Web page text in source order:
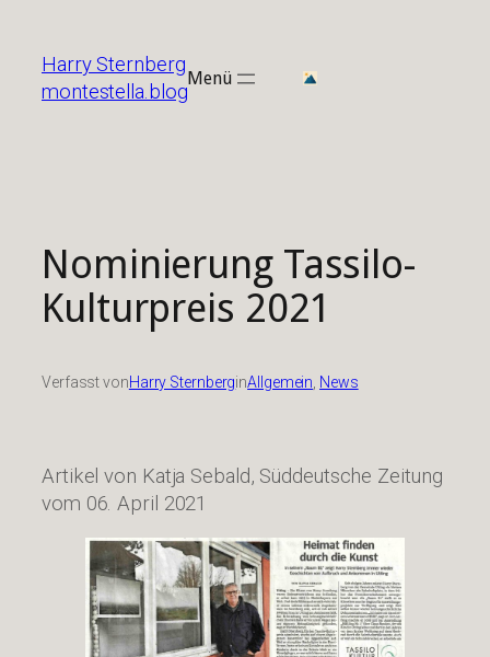
springen
Harry Sternberg
montestella.blog
Menü
Nominierung Tassilo-
Kulturpreis 2021
Verfasst vonHarry SternberginAllgemein News
Artikel von Katja Sebald, Süddeutsche Zeitung
vom 06. April 2021